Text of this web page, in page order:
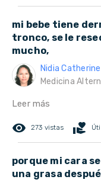
mi bebe tiene
tronco, se le
mucho,
Nidia
Medicina
Leer más
remove_red_eye 273 vistas volunteer_activism
porque mi cara
una grasa